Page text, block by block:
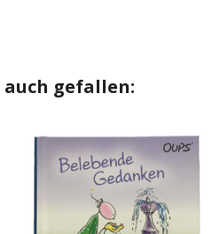
gefallen: